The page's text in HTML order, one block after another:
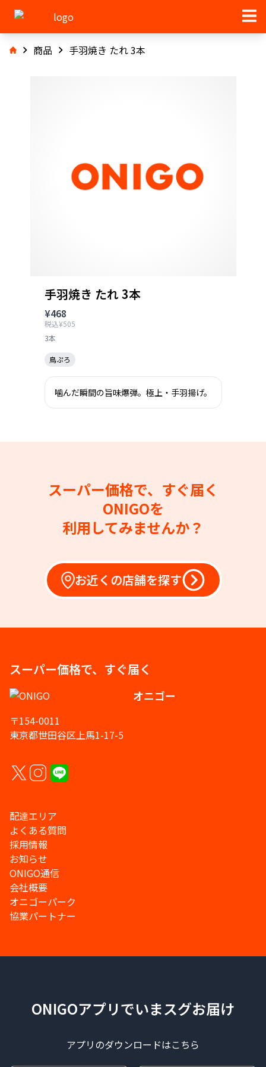
商品 手羽焼き たれ 3本
手羽焼き たれ 3本
¥468
税込¥505
3本
鳥ぷろ
噛んだ瞬間の旨味爆弾。極上・手羽揚げ。
スーパー価格で、すぐ届く
ONIGOを
利用してみませんか？
お近くの店舗を探す
スーパー価格で、すぐ届く
オニゴー
〒154-0011
東京都世田谷区上馬1-17-5
配達エリア
よくある質問
採用情報
お知らせ
ONIGO通信
会社概要
オニゴーパーク
協業パートナー
ONIGOアプリでいまスグお届け
アプリのダウンロードはこちら